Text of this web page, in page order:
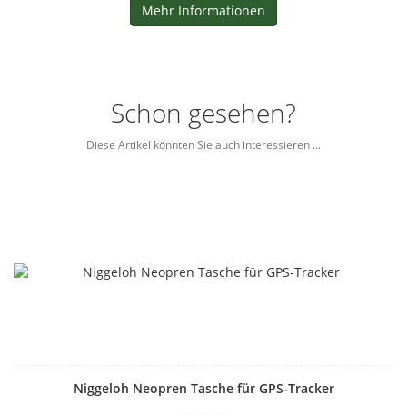
Mehr Informationen
Schon gesehen?
Diese Artikel könnten Sie auch interessieren ...
Niggeloh Neopren Tasche für GPS-Tracker